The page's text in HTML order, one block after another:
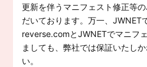
施工管理業務の標準化とノウハ
ウ継承を支援するサービスで
す。
サービスサイトを見る
ト
更新を伴うマニフェスト修正等
だいております。万一、JWNET
reverse.comとJWNETでマニフ
ましても、弊社では保証いたし
い。